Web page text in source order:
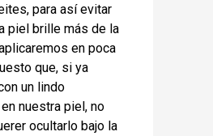
para así evitar
piel brille más de la
en poca
que, si ya
un lindo
nuestra piel, no
ocultarlo bajo la